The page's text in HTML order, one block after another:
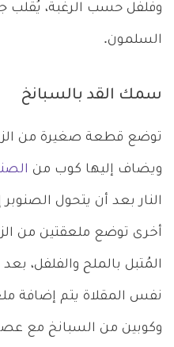
وفلفل حسب الرغبة،
السلمون.
سمك القد بالسبانخ
توضع قطعة صغيرة من
ويضاف إليها كوب من
النار بعد أن يتحول الصنوبر
أخرى توضع ملعقتين من
المُتبل بالملح والفلفل،
نفس المقلاة يتم إضافة
وكوبين من السبانخ مع